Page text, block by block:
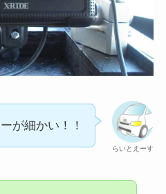
らいとえーす
が細かい！！